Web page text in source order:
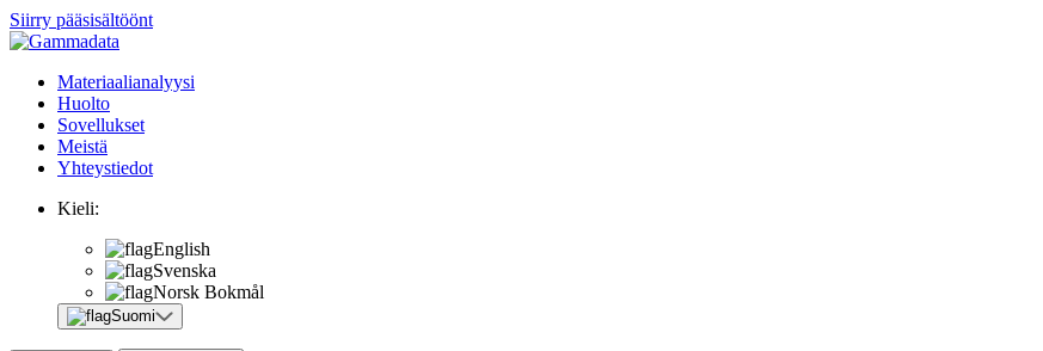
Siirry pääsisältöönt
Materiaalianalyysi
Huolto
Sovellukset
Meistä
Yhteystiedot
Kieli:
English
Svenska
Norsk Bokmål
Suomi